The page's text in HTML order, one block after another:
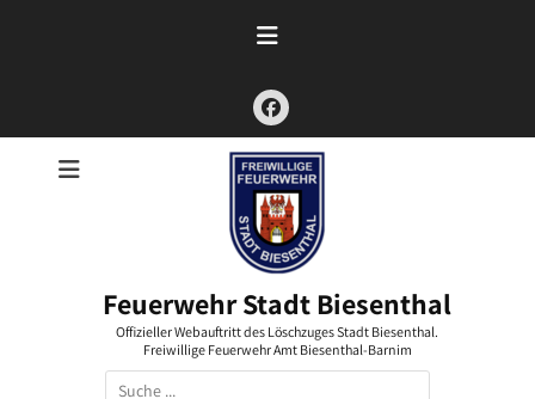
Facebook
Feuerwehr Stadt Biesenthal
Offizieller Webauftritt des Löschzuges Stadt Biesenthal.
Freiwillige Feuerwehr Amt Biesenthal-Barnim
Suchen